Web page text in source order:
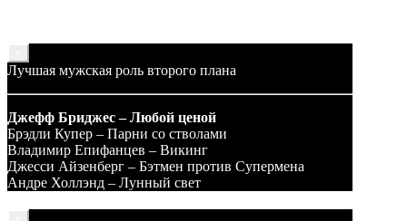
Лучшая мужская роль второго плана
Джефф Бриджес – Любой ценой
Брэдли Купер – Парни со стволами
Владимир Епифанцев – Викинг
Джесси Айзенберг – Бэтмен против Супермена
Андре Холлэнд – Лунный свет